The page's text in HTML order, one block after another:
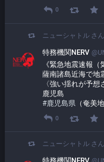
0
ニューシャトル さ
特務機関NERV
《緊急地震速報（
薩南諸島近海で地
〈強い揺れが予想
鹿児島
#鹿児島県 （奄美
0
ニューシャトル さ